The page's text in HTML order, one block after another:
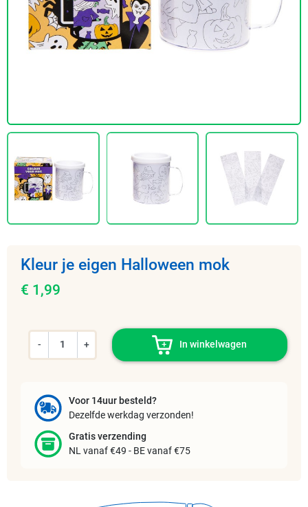
Kleur je eigen Halloween mok
€ 1,99
- + In winkelwagen
Voor 14uur besteld?
Dezelfde werkdag verzonden!
Gratis verzending
NL vanaf €49 - BE vanaf €75